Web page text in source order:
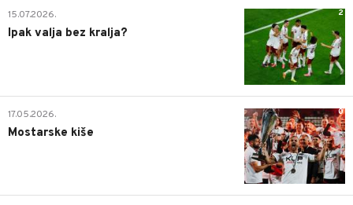
2
15.07.2026.
Ipak valja bez kralja?
0
17.05.2026.
Mostarske kiše